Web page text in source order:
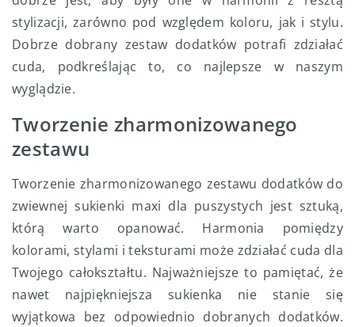
stylizacji, zarówno pod względem koloru, jak i stylu.
Dobrze dobrany zestaw dodatków potrafi zdziałać
cuda, podkreślając to, co najlepsze w naszym
wyglądzie.
Tworzenie zharmonizowanego
zestawu
Tworzenie zharmonizowanego zestawu dodatków do
zwiewnej sukienki maxi dla puszystych jest sztuką,
którą warto opanować. Harmonia pomiędzy
kolorami, stylami i teksturami może zdziałać cuda dla
Twojego całokształtu. Najważniejsze to pamiętać, że
nawet najpiękniejsza sukienka nie stanie się
wyjątkowa bez odpowiednio dobranych dodatków.